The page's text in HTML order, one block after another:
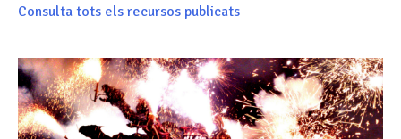
Consulta tots els recursos publicats